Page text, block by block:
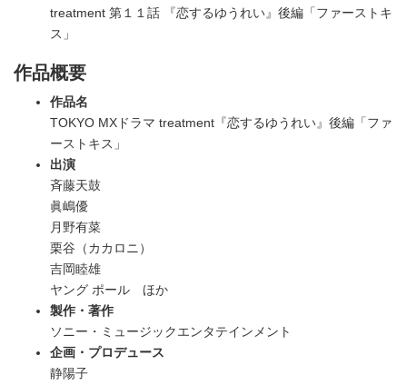
treatment 第１１話 『恋するゆうれい』後編「ファーストキ
ス」
作品概要
作品名
TOKYO MXドラマ treatment『恋するゆうれい』後編「ファ
ーストキス」
出演
斉藤天鼓
眞嶋優
月野有菜
栗谷（カカロニ）
吉岡睦雄
ヤング ポール ほか
製作・著作
ソニー・ミュージックエンタテインメント
企画・プロデュース
静陽子